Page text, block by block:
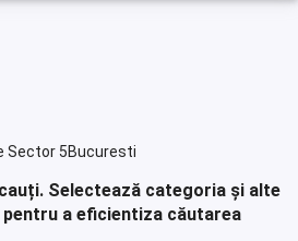
Sector 5Bucuresti
Selectează categoria și alte
a eficientiza căutarea